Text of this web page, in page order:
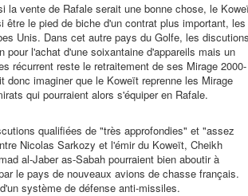
la vente de Rafale serait une bonne chose, le
être le pied de biche d'un contrat plus important, les
Unis. Dans cet autre pays du Golfe, les
pour l'achat d'une soixantaine d'appareils mais un
récurrent reste le retraitement de ses Mirage 2000-
donc imaginer que le Koweït reprenne les Mirage
qui pourraient alors s'équiper en Rafale.
qualifiées de "très approfondies" et "assez
Nicolas Sarkozy et l'émir du Koweït, Cheikh
al-Jaber as-Sabah pourraient bien aboutir à
le pays de nouveaux avions de chasse français.
système de défense anti-missiles.